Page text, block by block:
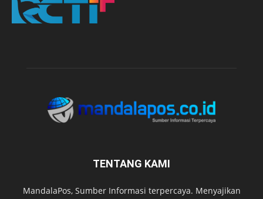
TENTANG KAMI
MandalaPos, Sumber Informasi terpercaya. Menyajikan